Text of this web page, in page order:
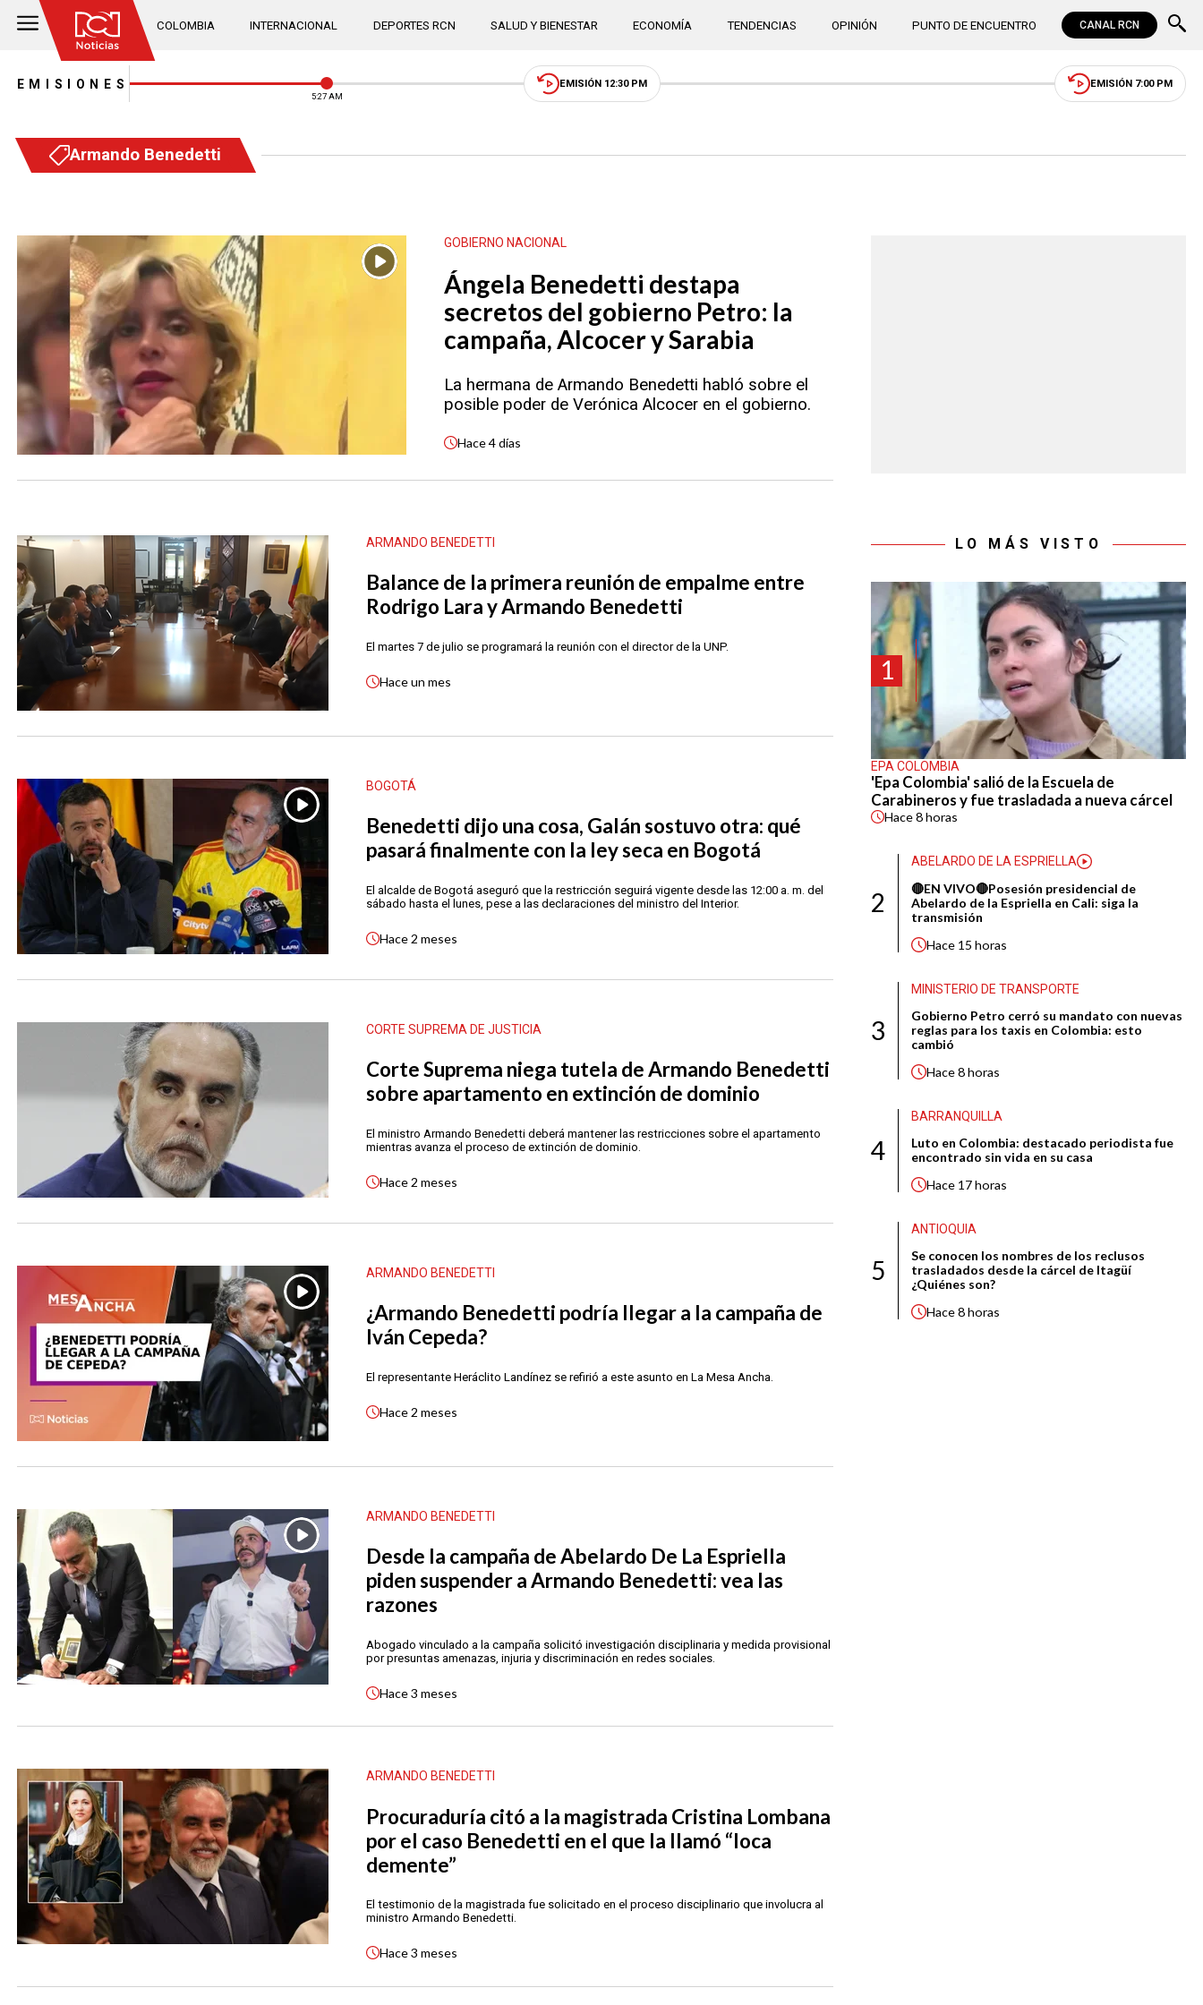
COLOMBIA INTERNACIONAL DEPORTES RCN SALUD Y BIENESTAR ECONOMÍA TENDENCIAS OPINIÓN PUNTO DE ENCUENTRO CANAL RCN
EMISIONES
5:27 AM
EMISIÓN 12:30 PM EMISIÓN 7:00 PM
Armando Benedetti
GOBIERNO NACIONAL
Ángela Benedetti destapa
secretos del gobierno Petro: la
campaña, Alcocer y Sarabia
La hermana de Armando Benedetti habló sobre el
posible poder de Verónica Alcocer en el gobierno.
Hace4 días
ARMANDO BENEDETTI
Balance de la primera reunión de empalme entre
Rodrigo Lara y Armando Benedetti
El martes 7 de julio se programará la reunión con el director de la UNP.
Haceun mes
BOGOTÁ
Benedetti dijo una cosa, Galán sostuvo otra: qué
pasará finalmente con la ley seca en Bogotá
El alcalde de Bogotá aseguró que la restricción seguirá vigente desde las 12:00 a. m. del
sábado hasta el lunes, pese a las declaraciones del ministro del Interior.
Hace2 meses
CORTE SUPREMA DE JUSTICIA
Corte Suprema niega tutela de Armando Benedetti
sobre apartamento en extinción de dominio
El ministro Armando Benedetti deberá mantener las restricciones sobre el apartamento
mientras avanza el proceso de extinción de dominio.
Hace2 meses
ARMANDO BENEDETTI
¿Armando Benedetti podría llegar a la campaña de
Iván Cepeda?
El representante Heráclito Landínez se refirió a este asunto en La Mesa Ancha.
Hace2 meses
ARMANDO BENEDETTI
Desde la campaña de Abelardo De La Espriella
piden suspender a Armando Benedetti: vea las
razones
Abogado vinculado a la campaña solicitó investigación disciplinaria y medida provisional
por presuntas amenazas, injuria y discriminación en redes sociales.
Hace3 meses
ARMANDO BENEDETTI
Procuraduría citó a la magistrada Cristina Lombana
por el caso Benedetti en el que la llamó “loca
demente”
El testimonio de la magistrada fue solicitado en el proceso disciplinario que involucra al
ministro Armando Benedetti.
Hace3 meses
LO MÁS VISTO
1
EPA COLOMBIA
'Epa Colombia' salió de la Escuela de
Carabineros y fue trasladada a nueva cárcel
Hace8 horas
2
ABELARDO DE LA ESPRIELLA
🔴EN VIVO🔴Posesión presidencial de
Abelardo de la Espriella en Cali: siga la
transmisión
Hace 15 horas
3
MINISTERIO DE TRANSPORTE
Gobierno Petro cerró su mandato con nuevas
reglas para los taxis en Colombia: esto
cambió
Hace8 horas
4
BARRANQUILLA
Luto en Colombia: destacado periodista fue
encontrado sin vida en su casa
Hace 17 horas
5
ANTIOQUIA
Se conocen los nombres de los reclusos
trasladados desde la cárcel de Itagüí
¿Quiénes son?
Hace8 horas